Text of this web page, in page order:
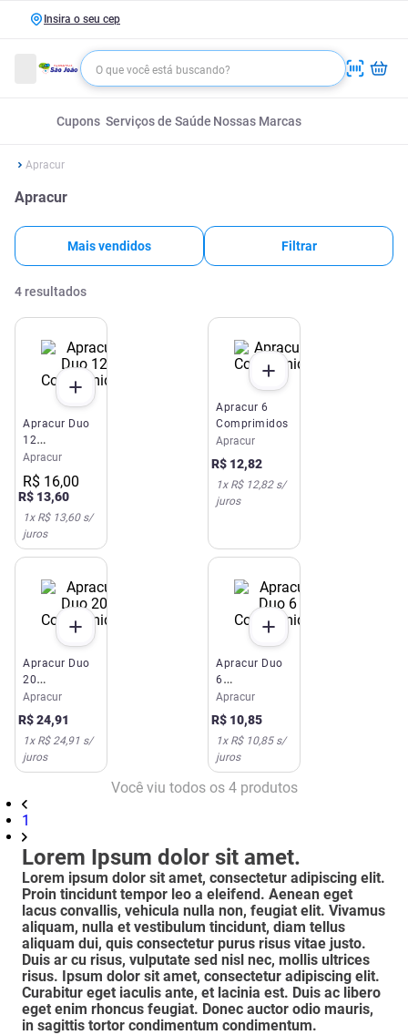
Insira o seu cep
Cupons Serviços de Saúde Nossas Marcas
Apracur
Apracur
Mais vendidos Filtrar
4 resultados
Apracur Duo
12
Comprimidos
Apracur
R$ 16,00
R$ 13,60
1x R$ 13,60s/
juros
Apracur 6
Comprimidos
Apracur
R$ 12,82
1x R$ 12,82s/
juros
Apracur Duo
20
Comprimidos
Apracur
R$24,91
1x R$ 24,91 s/
juros
Apracur Duo
6
Comprimidos
Apracur
R$ 10,85
1x R$ 10,85s/
juros
Você viu todos os 4produtos
1
Lorem Ipsum dolor sit amet.
Lorem ipsum dolor sit amet, consectetur adipiscing elit.
Proin tincidunt tempor leo a eleifend. Aenean eget
lacus convallis, vehicula nulla non, feugiat elit. Vivamus
aliquam, nulla et vestibulum tincidunt, diam tellus
aliquam dui, quis consectetur purus risus vitae justo.
Duis ar cu risus, vulputate sed nisl nec, mollis ultrices
risus. Ipsum dolor sit amet, consectetur adipiscing elit.
Curabitur eget iaculis ante, et lacinia est. Duis ac libero
eget enim rhoncus feugiat. Donec auctor odio mauris,
in sagittis tortor condimentum condimentum.